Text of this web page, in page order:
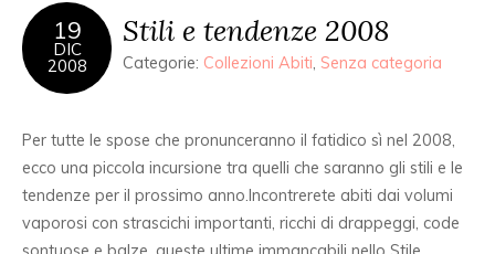
19
DIC
2008
Stili e tendenze 2008
Categorie: Collezioni Abiti Senza categoria
Per tutte le spose che pronunceranno il fatidico sì nel 2008,
ecco una piccola incursione tra quelli che saranno gli stili e le
tendenze per il prossimo anno.Incontrerete abiti dai volumi
vaporosi con strascichi importanti, ricchi di drappeggi, code